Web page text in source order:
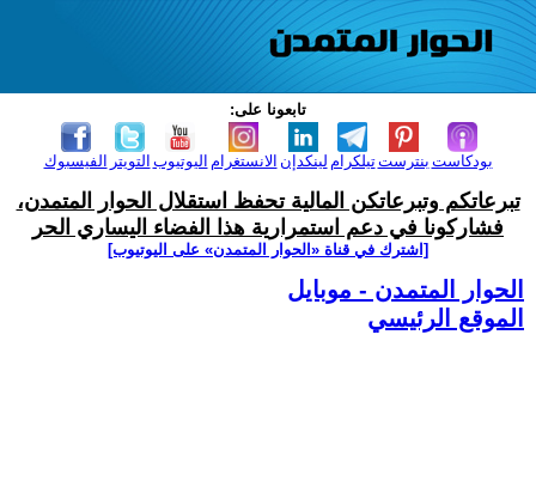
تابعونا على:
الفيسبوك التويتر اليوتيوب الانستغرام لينكدإن تيلكرامبنترست بودكاست
تبرعاتكم وتبرعاتكن المالية تحفظ استقلال الحوار المتمدن،
فشاركونا في دعم استمرارية هذا الفضاء اليساري الحر
[اشترك في قناة ‫«الحوار المتمدن» على اليوتيوب]
الحوار المتمدن - موبايل
الموقع الرئيسي